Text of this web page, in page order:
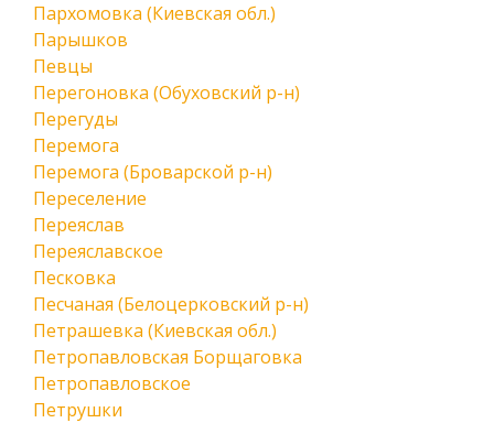
Пархомовка (Киевская обл.)
Парышков
Певцы
Перегоновка (Обуховский р-н)
Перегуды
Перемога
Перемога (Броварской р-н)
Переселение
Переяслав
Переяславское
Песковка
Песчаная (Белоцерковский р-н)
Петрашевка (Киевская обл.)
Петропавловская Борщаговка
Петропавловское
Петрушки